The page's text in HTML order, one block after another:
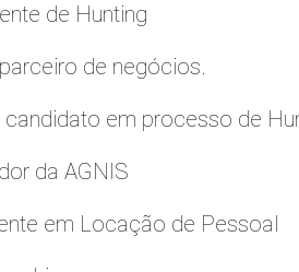
de Hunting
de negócios.
em processo de
da AGNIS
em Locação de Pessoal